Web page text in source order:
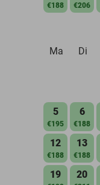
€188 €206
Ma
Di
5
€195
6
€188
12
€188
13
€188
19 20